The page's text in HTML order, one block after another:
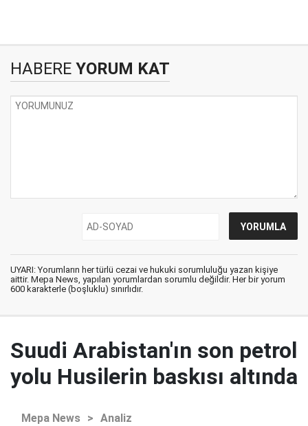
HABERE YORUM KAT
UYARI: Yorumların her türlü cezai ve hukuki sorumluluğu yazan kişiye
aittir. Mepa News, yapılan yorumlardan sorumlu değildir. Her bir yorum
600 karakterle (boşluklu) sınırlıdır.
Suudi Arabistan'ın son petrol
yolu Husilerin baskısı altında
Mepa News > Analiz